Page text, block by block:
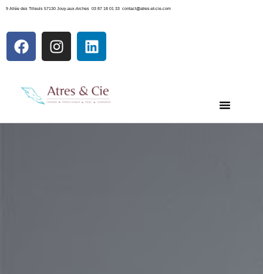
9 Allée des Tilleuls 57130 Jouy-aux-Arches 03 87 18 01 33 contact@atres-et-cie.com